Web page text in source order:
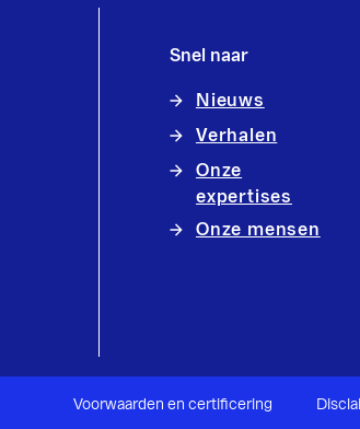
Snel naar
Nieuws
Verhalen
Onze
expertises
Onze mensen
Voorwaarden en certificering